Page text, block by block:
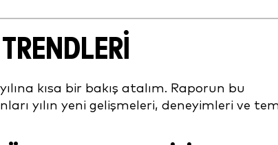
kısa bir bakış atalım. Raporun bu
yılın yeni gelişmeleri, deneyimleri ve